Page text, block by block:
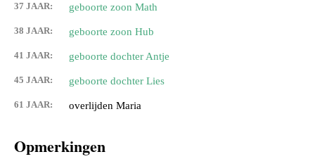
37 JAAR: geboorte zoon Math
38 JAAR: geboorte zoon Hub
41 JAAR: geboorte dochter Antje
45 JAAR: geboorte dochter Lies
61 JAAR: overlijden Maria
Opmerkingen